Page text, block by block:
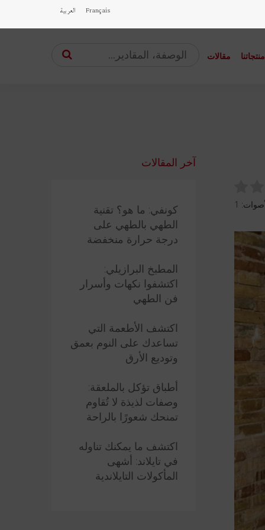
Français العربية
منتجاتنا مقالات
1
آخر المقالات
كونفي: ما هو؟ تقنية
الطهي بالطهي على
درجة حرارة منخفضة
المطبخ البرازيلي:
اكتشفوا نكهات وأسرار
فن الطهي
اكتشف الأطعمة التي
تساعدك على النوم بعمق
وتوديع الأرق
أطباق تؤكل بالملعقة:
وصفات لذيذة لا تُقاوم
تمنحك شعورًا بالراحة
اكتشف ما يمكنك تناوله
في تايلاند: أشهى
المأكولات التايلاندية